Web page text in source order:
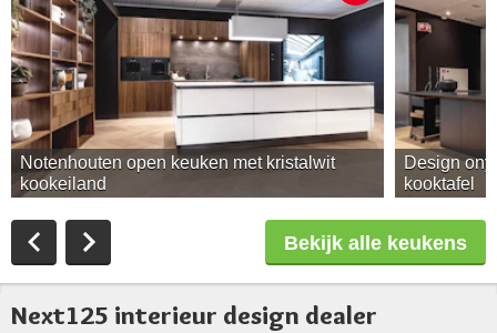
Notenhouten open keuken met kristalwit
kookeiland
Design
kooktafel
Bekijk alle keukens
Next125 interieur design dealer